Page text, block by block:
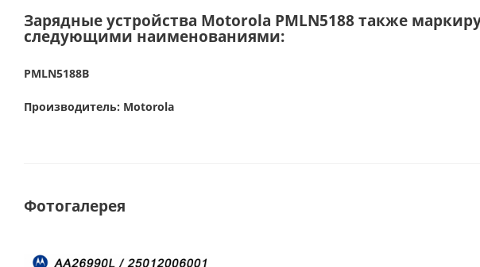
Зарядные устройства Motorola PMLN5188 также
следующими наименованиями:
PMLN5188B
Производитель: Motorola
Фотогалерея